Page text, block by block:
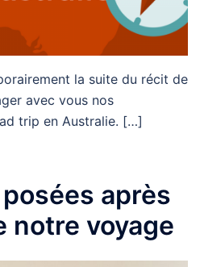
la suite du récit de
avec vous nos
trip en Australie. […]
après
notre voyage